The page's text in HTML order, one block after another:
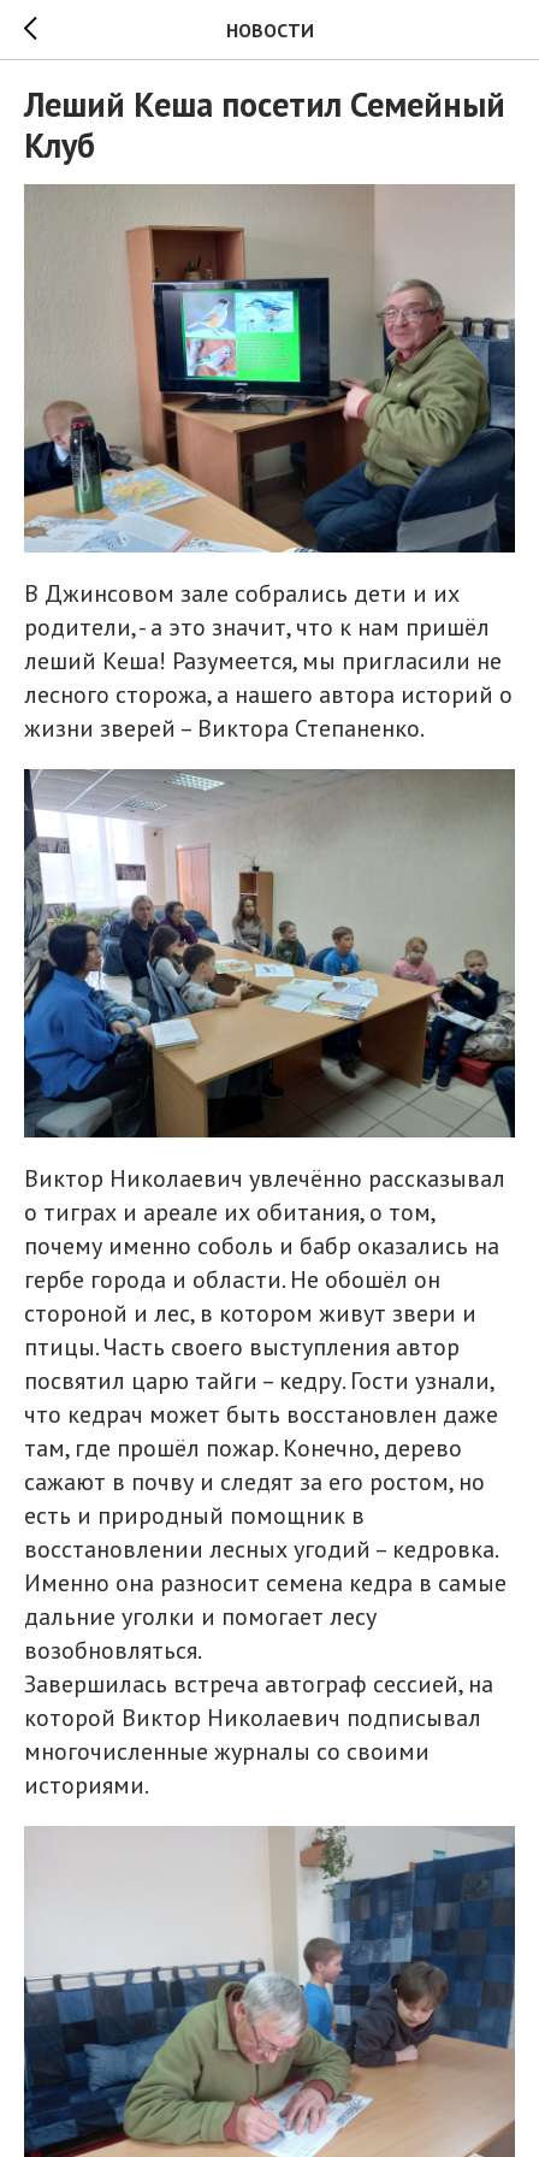
НОВОСТИ
Леший Кеша посетил Семейный
Клуб
В Джинсовом зале собрались дети и их
родители, - а это значит, что к нам пришёл
леший Кеша! Разумеется, мы пригласили не
лесного сторожа, а нашего автора историй о
жизни зверей – Виктора Степаненко.
Виктор Николаевич увлечённо рассказывал
о тиграх и ареале их обитания, о том,
почему именно соболь и бабр оказались на
гербе города и области. Не обошёл он
стороной и лес, в котором живут звери и
птицы. Часть своего выступления автор
посвятил царю тайги – кедру. Гости узнали,
что кедрач может быть восстановлен даже
там, где прошёл пожар. Конечно, дерево
сажают в почву и следят за его ростом, но
есть и природный помощник в
восстановлении лесных угодий – кедровка.
Именно она разносит семена кедра в самые
дальние уголки и помогает лесу
возобновляться.
Завершилась встреча автограф сессией, на
которой Виктор Николаевич подписывал
многочисленные журналы со своими
историями.